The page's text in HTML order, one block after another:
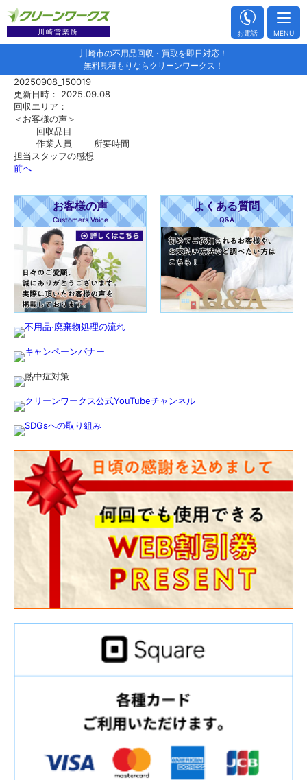
川崎市の不用品回収・買取を即日対応！
無料見積もりならクリーンワークス！
川崎営業所 お電話 MENU
20250908_150019
更新日時： 2025.09.08
回収エリア：
＜お客様の声＞
回収品目
作業人員
所要時間
担当スタッフの感想
前へ
お客様の声
Customers Voice
よくある質問
Q&A